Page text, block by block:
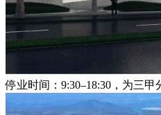
停业时间：9:30–18:30，为三